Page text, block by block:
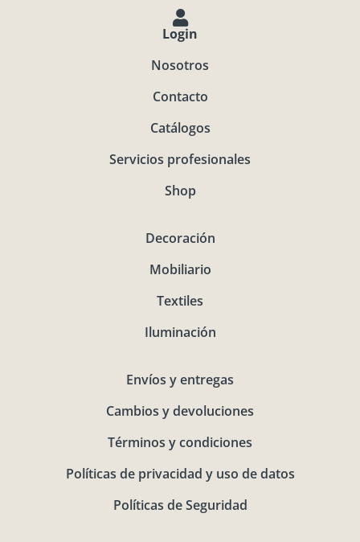
Login
Nosotros
Contacto
Catálogos
Servicios profesionales
Shop
Decoración
Mobiliario
Textiles
Iluminación
Envíos y entregas
Cambios y devoluciones
Términos y condiciones
Políticas de privacidad y uso de datos
Políticas de Seguridad